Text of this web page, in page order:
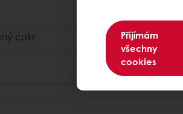
cukr
Přijímám
všechny
cookies